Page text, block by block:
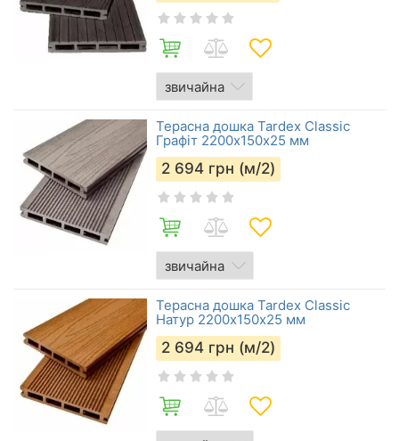
Терасна дошка Tardex Classic
Графіт 2200х150x25 мм
2 694 грн (м/2)
Терасна дошка Tardex Classic
Натур 2200х150x25 мм
2 694 грн (м/2)